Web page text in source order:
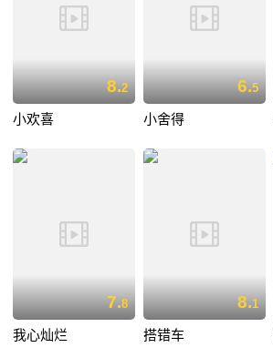
8.2
小欢喜
6.5
小舍得
7.8
我心灿烂
8.1
搭错车